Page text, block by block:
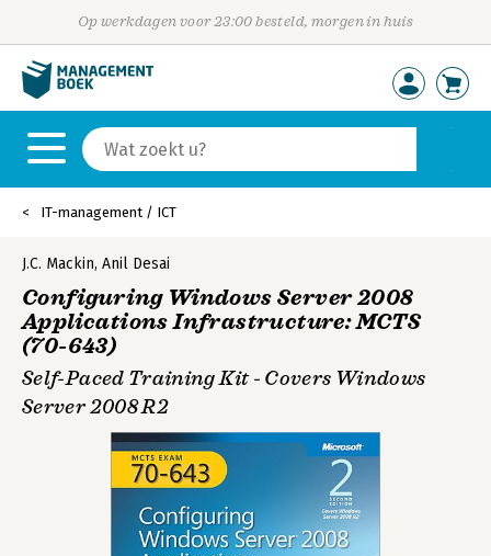
Op werkdagen voor 23:00 besteld, morgen in huis
IT-management / ICT
J.C. Mackin, Anil Desai
Configuring Windows Server 2008
Applications Infrastructure: MCTS
(70-643)
Self-Paced Training Kit - Covers Windows
Server 2008 R2